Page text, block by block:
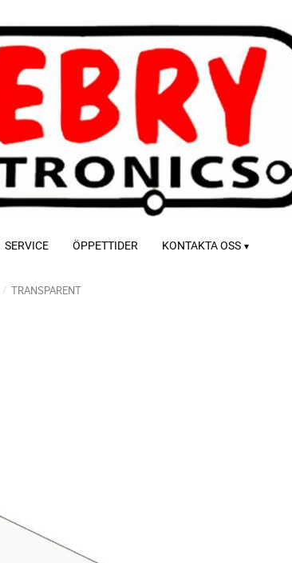
SERVICE ÖPPETTIDER KONTAKTA OSS
TRANSPARENT